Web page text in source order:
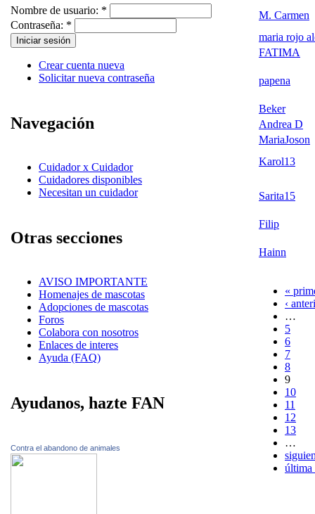
Nombre de usuario: *
Contraseña: *
Crear cuenta nueva
Solicitar nueva contraseña
Navegación
Cuidador x Cuidador
Cuidadores disponibles
Necesitan un cuidador
Otras secciones
AVISO IMPORTANTE
Homenajes de mascotas
Adopciones de mascotas
Foros
Colabora con nosotros
Enlaces de interes
Ayuda (FAQ)
Ayudanos, hazte FAN
Contra el abandono de animales
M. Carmen
maria rojo
FATIMA
papena
Beker
Andrea D
MariaJoson
Karol13
Sarita15
Filip
Hainn
«
‹
…
5
6
7
8
9
10
11
12
13
…
última